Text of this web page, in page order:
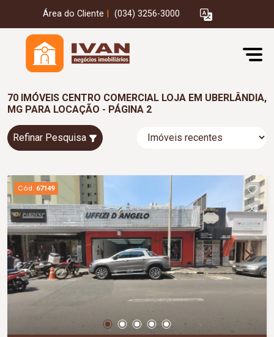
Área do Cliente (034) 3256-3000
70 IMÓVEIS CENTRO COMERCIAL LOJA EM UBERLÂNDIA,
MG PARA LOCAÇÃO - PÁGINA 2
Refinar Pesquisa
Cód. 67149